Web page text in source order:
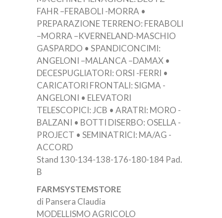
FAHR –FERABOLI -MORRA •
PREPARAZIONE TERRENO: FERABOLI
–MORRA –KVERNELAND-MASCHIO
GASPARDO • SPANDICONCIMI:
ANGELONI –MALANCA –DAMAX •
DECESPUGLIATORI: ORSI -FERRI •
CARICATORI FRONTALI: SIGMA -
ANGELONI • ELEVATORI
TELESCOPICI: JCB • ARATRI: MORO -
BALZANI • BOTTI DISERBO: OSELLA -
PROJECT • SEMINATRICI: MA/AG -
ACCORD
Stand 130-134-138-176-180-184 Pad.
B
FARMSYSTEMSTORE
di Pansera Claudia
MODELLISMO AGRICOLO